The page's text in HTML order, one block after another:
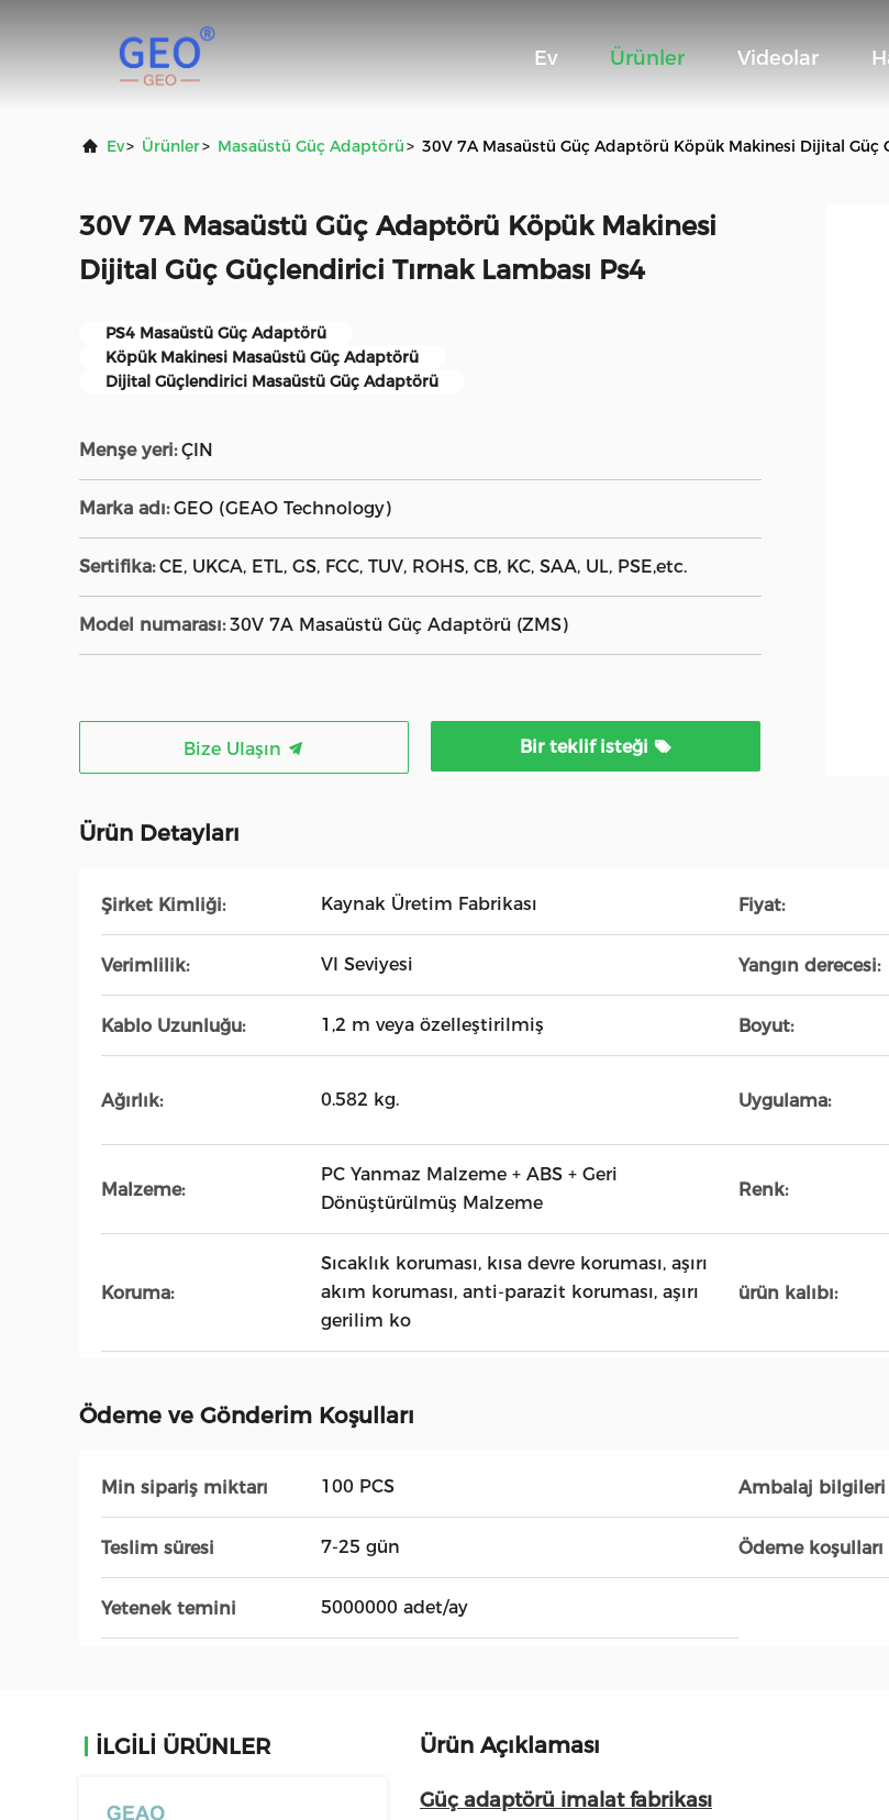
Ev Ürünler Videolar
Ev> Ürünler> Masaüstü Güç Adaptörü> 30V 7A Masaüstü Güç Adaptörü Köpük Makinesi Dijital Güç
30V 7A Masaüstü Güç Adaptörü Köpük Makinesi
Dijital Güç Güçlendirici Tırnak Lambası Ps4
PS4 Masaüstü Güç Adaptörü
Köpük Makinesi Masaüstü Güç Adaptörü
Dijital Güçlendirici Masaüstü Güç Adaptörü
Menşe yeri: ÇIN
Marka adı: GEO (GEAO Technology)
Sertifika: CE, UKCA, ETL, GS, FCC, TUV, ROHS, CB, KC, SAA, UL, PSE,etc.
Model numarası: 30V 7A Masaüstü Güç Adaptörü (ZMS)
Bize Ulaşın Bir teklif isteği
Ürün Detayları
Şirket Kimliği: Kaynak Üretim Fabrikası Fiyat:
Verimlilik: VI Seviyesi Yangın derecesi:
Kablo Uzunluğu: 1,2 m veya özelleştirilmiş Boyut:
Ağırlık: 0.582 kg. Uygulama:
Malzeme:
PC Yanmaz Malzeme + ABS + Geri
Dönüştürülmüş Malzeme
Renk:
Koruma:
Sıcaklık koruması, kısa devre koruması, aşırı
akım koruması, anti-parazit koruması, aşırı
gerilim ko
ürün kalıbı:
Ödeme ve Gönderim Koşulları
Min sipariş miktarı 100 PCS Ambalaj bilgileri
Teslim süresi 7-25 gün Ödeme koşulları
Yetenek temini 5000000 adet/ay
İLGİLİ ÜRÜNLER Ürün Açıklaması
Güç adaptörü imalat fabrikası